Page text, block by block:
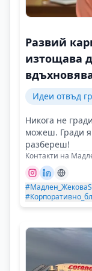
Развий
изтощава
Идеи отвъд
Никога не
можеш. Гради я
разбереш!
Контакти на
#Мадлен_Жекова